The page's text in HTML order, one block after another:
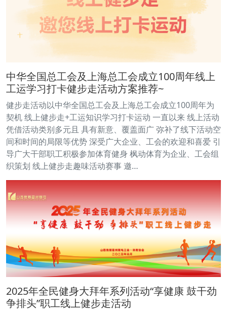
中华全国总工会及上海总工会成立100周年线上
工运学习打卡健步走活动方案推荐~
健步走活动以中华全国总工会及上海总工会成立100周年为
契机 线上健步走+工运知识学习打卡运动 一直以来 线上活动
凭借活动类别多元且 具有新意、覆盖面广 弥补了线下活动空
间和时间的局限等优势 深受广大企业、工会的欢迎和喜爱 引
导广大干部职工积极参加体育健身 枫动体育为企业、工会组
织策划 线上健步走趣味活动赛事 邀…
2025年全民健身大拜年系列活动“享健康 鼓干劲
争排头”职工线上健步走活动